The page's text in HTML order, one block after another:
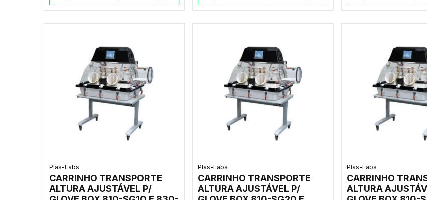
Plas-Labs
CARRINHO TRANSPORTE
ALTURA AJUSTÁVEL P/
Plas-Labs
CARRINHO TRANSPORTE
ALTURA AJUSTÁVEL P/
Plas-Labs
CARRINHO
ALTURA